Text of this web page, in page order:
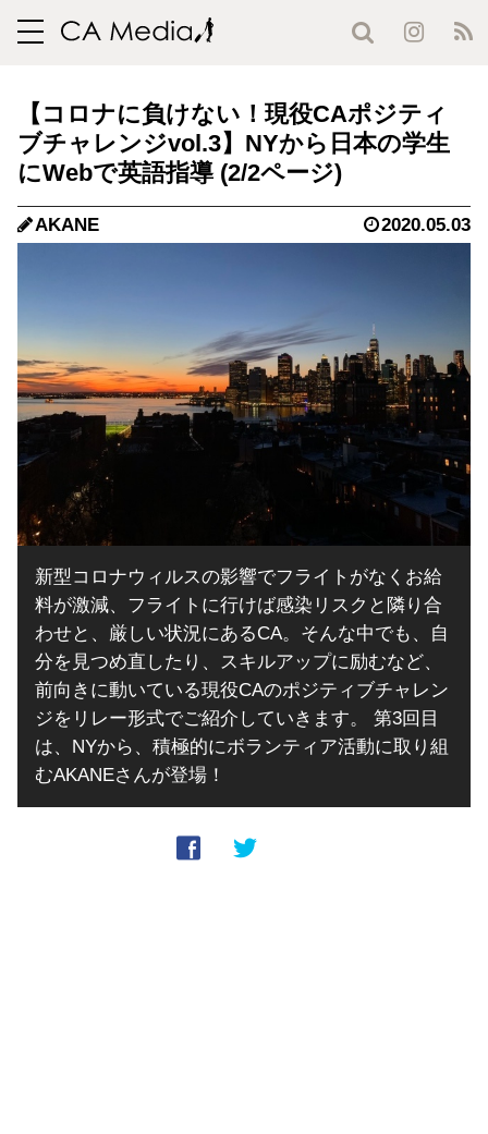
toggle
【コロナに負けない！現役CAポジティ
ブチャレンジvol.3】NYから日本の学生
にWebで英語指導 (2/2ページ)
AKANE 2020.05.03
新型コロナウィルスの影響でフライトがなくお給
料が激減、フライトに行けば感染リスクと隣り合
わせと、厳しい状況にあるCA。そんな中でも、自
分を見つめ直したり、スキルアップに励むなど、
前向きに動いている現役CAのポジティブチャレン
ジをリレー形式でご紹介していきます。 第3回目
は、NYから、積極的にボランティア活動に取り組
むAKANEさんが登場！